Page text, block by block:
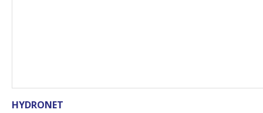
HYDRONET